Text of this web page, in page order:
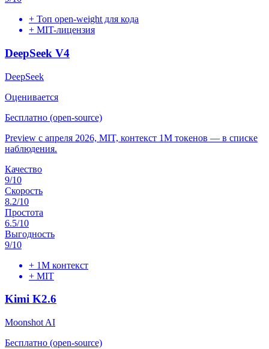
+ Топ open-weight для кода
+ MIT-лицензия
DeepSeek V4
DeepSeek
Оценивается
Бесплатно (open-source)
Preview с апреля 2026, MIT, контекст 1M токенов — в списке
наблюдения.
Качество
9/10
Скорость
8.2/10
Простота
6.5/10
Выгодность
9/10
+ 1M контекст
+ MIT
Kimi K2.6
Moonshot AI
Бесплатно (open-source)